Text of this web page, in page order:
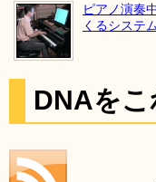
ピアノ演奏
くるシステ
DNAを